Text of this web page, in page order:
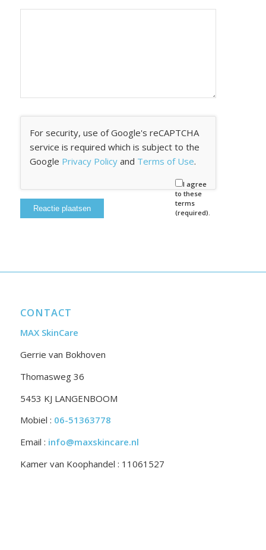
For security, use of Google's reCAPTCHA
service is required which is subject to the
Google Privacy Policyand Terms of Use.
I agree
to these
terms
(required).
CONTACT
MAX SkinCare
Gerrie van Bokhoven
Thomasweg 36
5453 KJ LANGENBOOM
Mobiel : 06-51363778
Email : info@maxskincare.nl
Kamer van Koophandel : 11061527